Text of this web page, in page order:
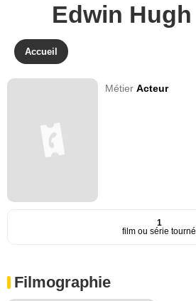
Edwin Hugh
Accueil
MétierActeur
1
film ou série tourné
Filmographie